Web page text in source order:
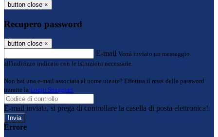
button close ×
Recupero password
button close ×
E-mail Verrà inviato un messaggio
all'indirizzo indicato con le istruzioni necessarie.
Non hai una e-mail associata al nome utente? Effettua il reset della password
tramite la Login Spaggiari
E-mail inviata, si prega di controllare la casella di posta elettronica!
Errore